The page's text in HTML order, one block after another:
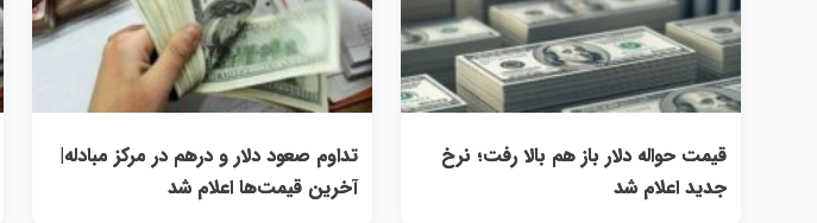
قیمت حواله دلار باز هم بالا رفت؛ نرخ
جدید اعلام شد
تداوم صعود دلار و درهم در مرکز مبادله|
آخرین قیمت‌ها اعلام شد